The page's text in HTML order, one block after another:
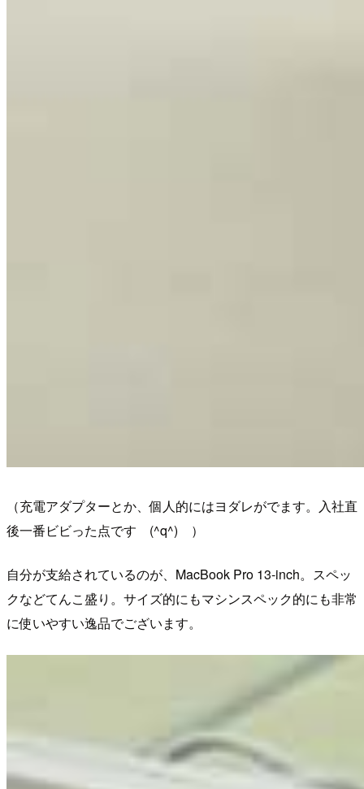
（充電アダプターとか、個人的にはヨダレがでます。入社直
後一番ビビった点です (^q^) ）
自分が支給されているのが、MacBook Pro 13-inch。スペッ
クなどてんこ盛り。サイズ的にもマシンスペック的にも非常
に使いやすい逸品でございます。